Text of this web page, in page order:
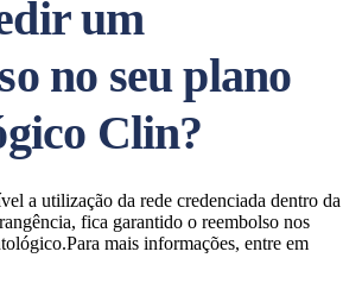
um
no seu plano
Clin?
a utilização da rede credenciada dentro da
fica garantido o reembolso nos
mais informações, entre em